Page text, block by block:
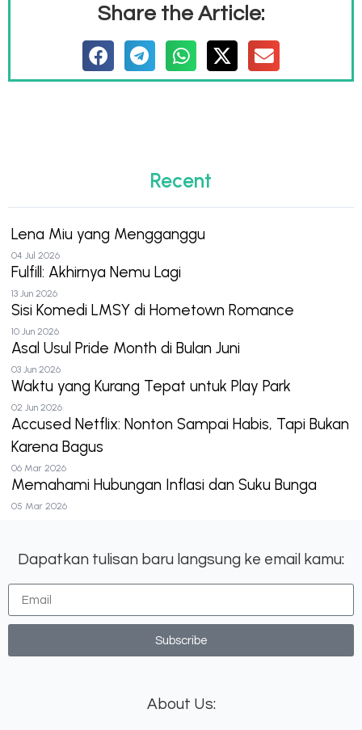
Share the Article:
Recent
Lena Miu yang Mengganggu
04 Jul 2026
Fulfill: Akhirnya Nemu Lagi
13 Jun 2026
Sisi Komedi LMSY di Hometown Romance
10 Jun 2026
Asal Usul Pride Month di Bulan Juni
03 Jun 2026
Waktu yang Kurang Tepat untuk Play Park
02 Jun 2026
Accused Netflix: Nonton Sampai Habis, Tapi Bukan
Karena Bagus
06 Mar 2026
Memahami Hubungan Inflasi dan Suku Bunga
05 Mar 2026
Dapatkan tulisan baru langsung ke email kamu:
Subscribe
About Us: